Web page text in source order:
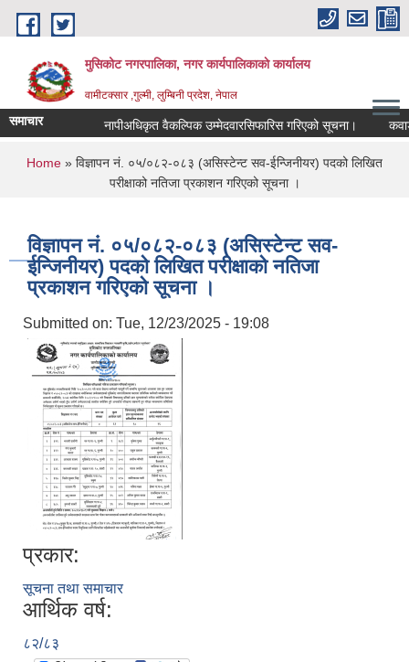
Skip to main content
मुसिकोट नगरपालिका, नगर कार्यपालिकाकाे कार्यालय
वामीटक्सार ,गुल्मी, लुम्बिनी प्रदेश, नेपाल
समाचार नापीअधिकृत वैकल्पिक उम्मेदवारसिफारिस गरिएको सूचना। कवाडी
You are here
Home » विज्ञापन नं. ०५/०८२-०८३ (असिस्टेन्ट सव-ईन्जिनीयर) पदको लिखित
परीक्षाको नतिजा प्रकाशन गरिएको सूचना ।
विज्ञापन नं. ०५/०८२-०८३ (असिस्टेन्ट सव-
ईन्जिनीयर) पदको लिखित परीक्षाको नतिजा
प्रकाशन गरिएको सूचना ।
Submitted on: Tue, 12/23/2025 - 19:08
प्रकार:
सूचना तथा समाचार
आर्थिक वर्ष:
८२/८३